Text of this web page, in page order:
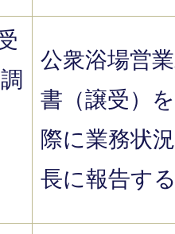
公衆浴場営
書（譲受）
際に業務状
長に報告す